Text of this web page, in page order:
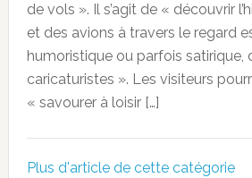
de vols ». Il s’agit de « découvrir
et des avions à travers le regard
humoristique ou parfois satirique,
caricaturistes ». Les visiteurs
« savourer à loisir […]
Plus d'article de cette catégorie